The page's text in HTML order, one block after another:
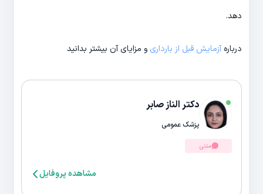
دهد.
درباره آزمایش قبل از بارداری و مزایای آن بیشتر بدانید
دکتر الناز صابر
پزشک عمومی
متنی
مشاهده پروفایل